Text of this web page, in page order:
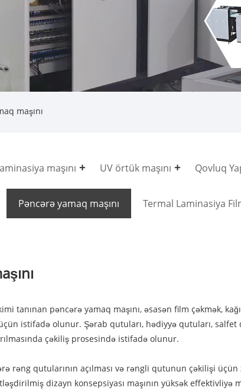
maşını
maşını UV örtük maşını Qovluq
Pəncərə yamaq maşını Termal Laminasiya
tanınan pəncərə yamaq maşını, əsasən film çəkmək,
istifadə olunur. Şərab qutuları, hədiyyə qutuları,
çəkiliş prosesində istifadə olunur.
rəng qutularının açılması və rəngli qutunun çəkilişi
dizayn konsepsiyası maşının yüksək effektivliyə